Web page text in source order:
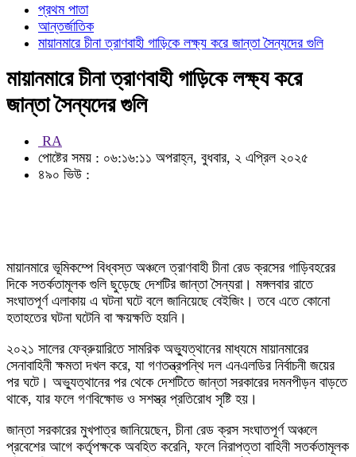
প্রথম পাতা
আন্তর্জাতিক
মায়ানমারে চীনা ত্রাণবাহী গাড়িকে লক্ষ্য করে জান্তা সৈন্যদের গুলি
মায়ানমারে চীনা ত্রাণবাহী গাড়িকে লক্ষ্য করে
জান্তা সৈন্যদের গুলি
RA
পোষ্টের সময় : ০৬:১৬:১১ অপরাহ্ন, বুধবার, ২ এপ্রিল ২০২৫
৪৯০ ভিউ :
মায়ানমারে ভূমিকম্পে বিধ্বস্ত অঞ্চলে ত্রাণবাহী চীনা রেড ক্রসের গাড়িবহরের
দিকে সতর্কতামূলক গুলি ছুড়েছে দেশটির জান্তা সৈন্যরা। মঙ্গলবার রাতে
সংঘাতপূর্ণ এলাকায় এ ঘটনা ঘটে বলে জানিয়েছে বেইজিং। তবে এতে কোনো
হতাহতের ঘটনা ঘটেনি বা ক্ষয়ক্ষতি হয়নি।
২০২১ সালের ফেব্রুয়ারিতে সামরিক অভ্যুত্থানের মাধ্যমে মায়ানমারের
সেনাবাহিনী ক্ষমতা দখল করে, যা গণতন্ত্রপন্থি দল এনএলডির নির্বাচনী জয়ের
পর ঘটে। অভ্যুত্থানের পর থেকে দেশটিতে জান্তা সরকারের দমনপীড়ন বাড়তে
থাকে, যার ফলে গণবিক্ষোভ ও সশস্ত্র প্রতিরোধ সৃষ্টি হয়।
জান্তা সরকারের মুখপাত্র জানিয়েছেন, চীনা রেড ক্রস সংঘাতপূর্ণ অঞ্চলে
প্রবেশের আগে কর্তৃপক্ষকে অবহিত করেনি, ফলে নিরাপত্তা বাহিনী সতর্কতামূলক